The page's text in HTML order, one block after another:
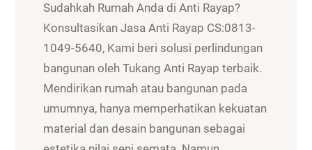
Sudahkah Rumah Anda di Anti Rayap?
Konsultasikan Jasa Anti Rayap CS:0813-
1049-5640, Kami beri solusi perlindungan
bangunan oleh Tukang Anti Rayap terbaik.
Mendirikan rumah atau bangunan pada
umumnya, hanya memperhatikan kekuatan
material dan desain bangunan sebagai